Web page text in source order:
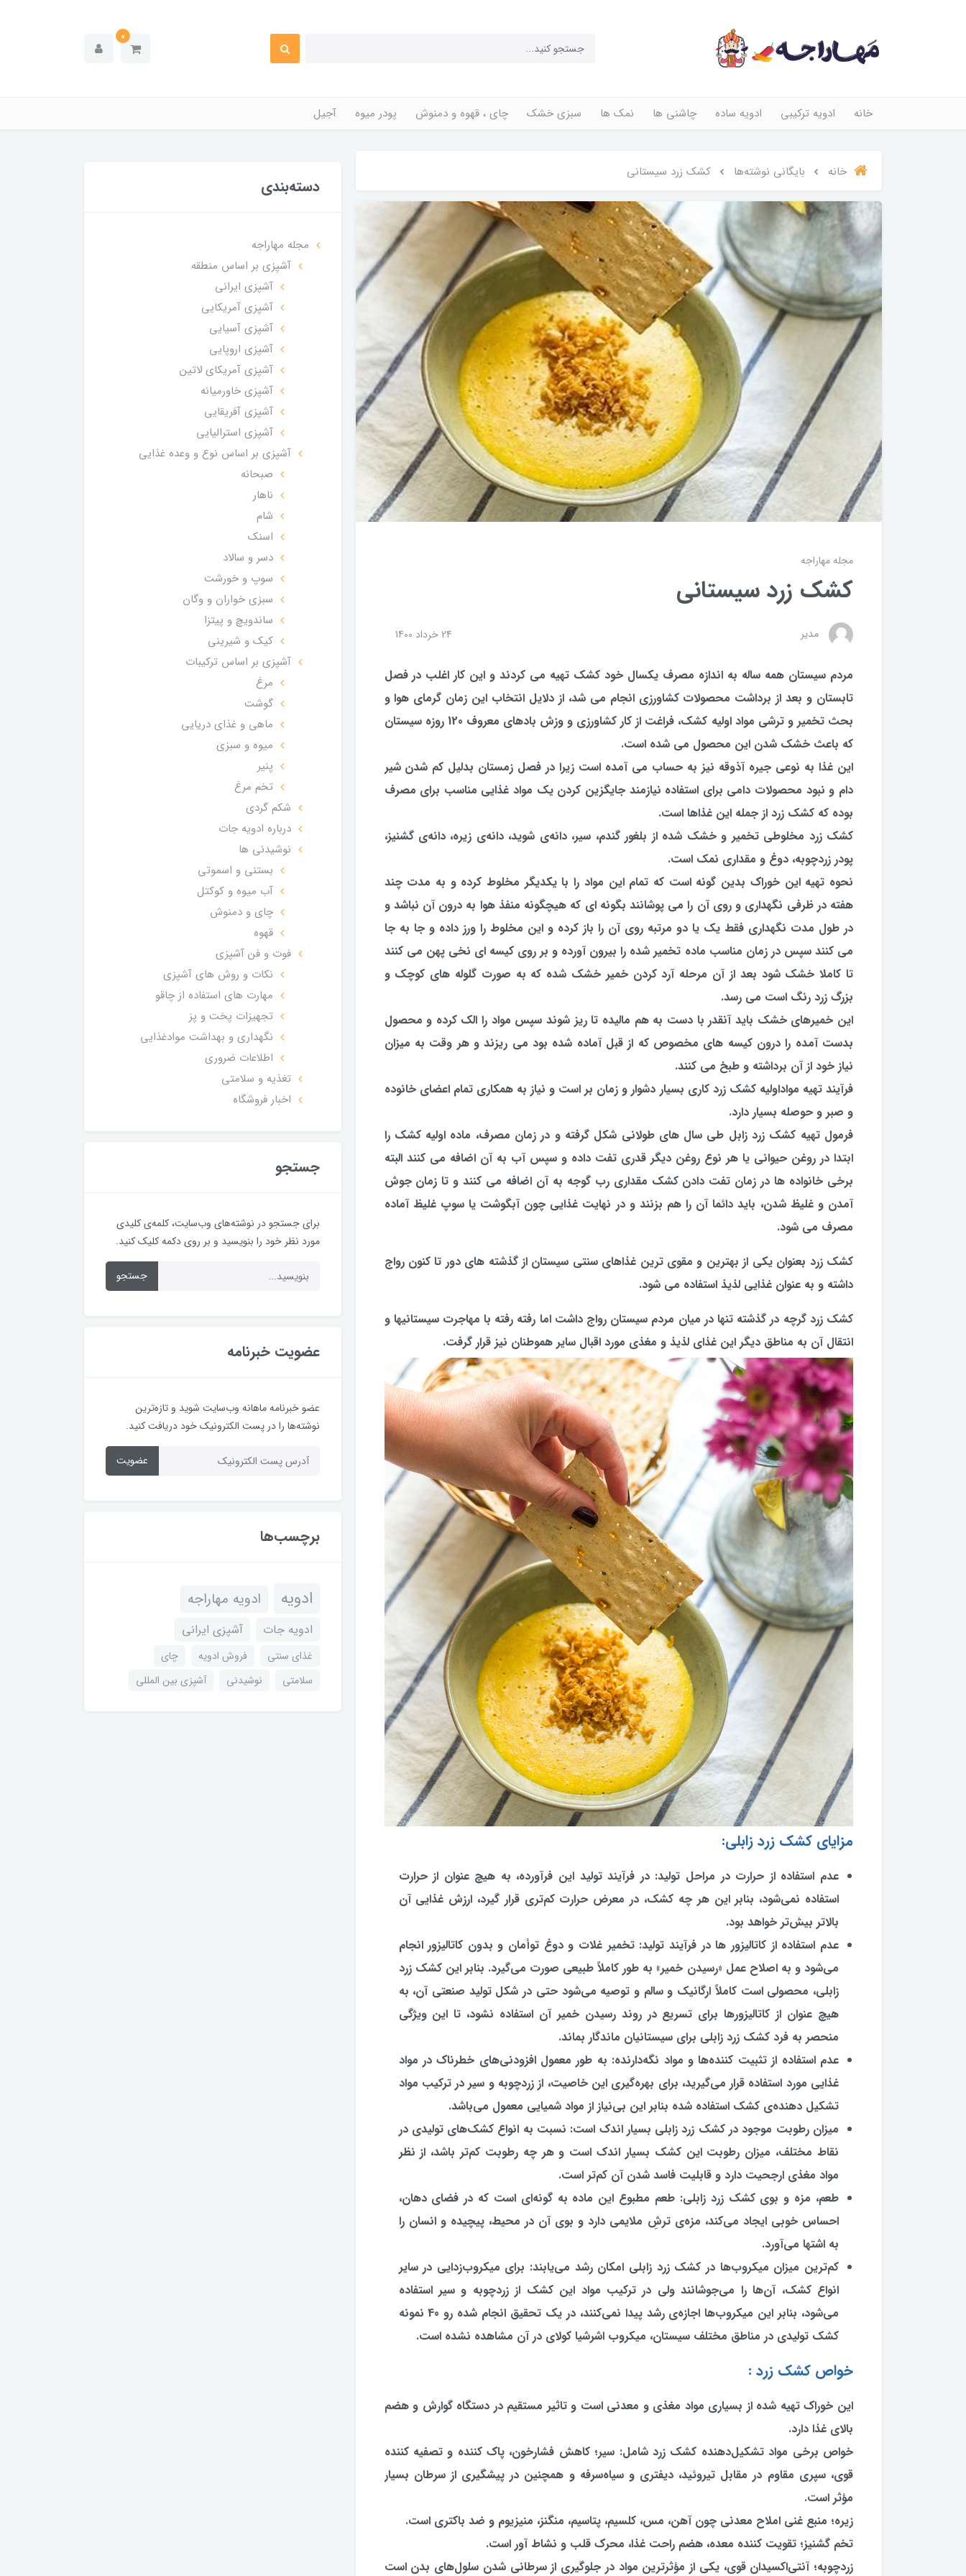
0
خانه ادویه ترکیبی ادویه ساده چاشنی ها نمک ها سبزی خشک چای ، قهوه و دمنوش پودر میوه آجیل
خانه بایگانی نوشته‌ها کشک زرد سیستانی
مجله مهاراجه
کشک زرد سیستانی
مدیر 24 خرداد 1400
مردم سیستان همه ساله به اندازه مصرف یكسال خود كشك تهیه می كردند و این كار اغلب در فصل
تابستان و بعد از برداشت محصولات كشاورزی انجام می شد، از دلایل انتخاب این زمان گرمای هوا و
بحث تخمیر و ترشی مواد اولیه كشك، فراغت از كار كشاورزی و وزش بادهای معروف 120 روزه سیستان
كه باعث خشك شدن این محصول می شده است.
این غذا به نوعی جیره آذوقه نیز به حساب می آمده است زیرا در فصل زمستان بدلیل كم شدن شیر
دام و نبود محصولات دامی برای استفاده نیازمند جایگزین كردن یك مواد غذایی مناسب برای مصرف
بوده كه كشك زرد از جمله این غذاها است.
كشك زرد مخلوطی تخمیر و خشك شده از بلغور گندم، سیر، دانه‌ی شوید، دانه‌ی زیره‌، دانه‌ی گشنیز،
پودر زردچوبه، دوغ و مقداری نمك است.
نحوه تهیه این خوراك بدین گونه است كه تمام این مواد را با یكدیگر مخلوط كرده و به مدت چند
هفته در ظرفی نگهداری و روی آن را می پوشانند بگونه ای كه هیچگونه منفذ هوا به درون آن نباشد و
در طول مدت نگهداری فقط یك یا دو مرتبه روی آن را باز كرده و این مخلوط را ورز داده و جا به جا
می كنند سپس در زمان مناسب ماده تخمیر شده را بیرون آورده و بر روی كیسه ای نخی پهن می كنند
تا كاملا خشك شود بعد از آن مرحله آرد كردن خمیر خشك شده كه به صورت گلوله های كوچك و
بزرگ زرد رنگ است می رسد.
این خمیرهای خشك باید آنقدر با دست به هم مالیده تا ریز شوند سپس مواد را الك كرده و محصول
بدست آمده را درون كیسه های مخصوص كه از قبل آماده شده بود می ریزند و هر وقت به میزان
نیاز خود از آن برداشته و طبخ می كنند.
فرآیند تهیه مواداولیه كشك زرد كاری بسیار دشوار و زمان بر است و نیاز به همكاری تمام اعضای خانوده
و صبر و حوصله بسیار دارد.
فرمول تهیه كشك زرد زابل طی سال های طولانی شكل گرفته و در زمان مصرف، ماده اولیه كشك را
ابتدا در روغن حیوانی یا هر نوع روغن دیگر قدری تفت داده و سپس آب به آن اضافه می كنند البته
برخی خانواده ها در زمان تفت دادن كشك مقداری رب گوجه به آن اضافه می كنند و تا زمان جوش
آمدن و غلیظ شدن، باید دائما آن را هم بزنند و در نهایت غذایی چون آبگوشت یا سوپ غلیظ آماده
مصرف می شود.
كشك زرد بعنوان یكی از بهترین و مقوی ترین غذاهای سنتی سیستان از گذشته های دور تا كنون رواج
داشته و به عنوان غذایی لذیذ استفاده می شود.
كشك زرد گرچه در گذشته تنها در میان مردم سیستان رواج داشت اما رفته رفته با مهاجرت سیستانیها و
انتقال آن به مناطق دیگر این غذای لذیذ و مغذی مورد اقبال سایر هموطنان نیز قرار گرفت.
مزایای کشک زرد زابلی:
عدم استفاده از حرارت در مراحل تولید: در فرآیند تولید این فرآورده، به هیچ عنوان از حرارت
استفاده نمی‌شود، بنابر این هر چه کشک، در معرض حرارت کم‌تری قرار گیرد، ارزش غذایی آن
بالاتر بیش‌تر خواهد بود.
عدم استفاده از کاتالیزور ها در فرآیند تولید: تخمیر غلات و دوغ توأمان و بدون کاتالیزور انجام
می‌شود و به اصلاح عمل «رسیدن خمیر» به طور کاملاً طبیعی صورت می‌گیرد. بنابر این کشک زرد
زابلی، محصولی است کاملاً ارگانیک و سالم و توصیه می‌شود حتی در شکل تولید صنعتی آن، به
هیچ عنوان از کاتالیزورها برای تسریع در روند رسیدن خمیر آن استفاده نشود، تا این ویژگی
منحصر به فرد کشک زرد زابلی برای سیستانیان ماندگار بماند.
عدم استفاده از تثبیت کننده‌ها و مواد نگه‌دارنده: به طور معمول افزودنی‌های خطرناک در مواد
غذایی مورد استفاده قرار می‌گیرید، برای بهره‌گیری این خاصیت، از زردچوبه و سیر در ترکیب مواد
تشکیل دهنده‌ی کشک استفاده شده بنابر این بی‌نیاز از مواد شمیایی معمول می‌باشد.
میزان رطوبت موجود در کشک زرد زابلی بسیار اندک است: نسبت به انواع کشک‌های تولیدی در
نقاط مختلف، میزان رطوبت این کشک بسیار اندک است و هر چه رطوبت کم‌تر باشد، از نظر
مواد مغذی ارجحیت دارد و قابلیت فاسد شدن آن کم‌تر است.
طعم، مزه و بوی کشک زرد زابلی: طعم مطبوع این ماده به گونه‌ای است که در فضای دهان،
احساس خوبی ایجاد می‌کند، مزه‌ی ‌ترشِ ملایمی دارد و بوی آن در محیط، پیچیده و انسان را
به اشتها می‌آورد.
کم‌ترین میزان میکروب‌ها در کشک زرد زابلی امکان رشد می‌یابند: برای میکروب‌زدایی در سایر
انواع کشک، آن‌ها را می‌جوشانند ولی در ترکیب مواد این کشک از زردچوبه و سیر استفاده
می‌شود، بنابر این میکروب‌ها اجازه‌ی رشد پیدا نمی‌کنند، در یک تحقیق انجام شده رو 40 نمونه
کشک تولیدی در مناطق مختلف سیستان، میکروب اشرشیا کولای در آن مشاهده نشده است.
خواص کشک زرد :
این خوراك تهیه شده از بسیاری مواد مغذی و معدنی است و تاثیر مستقیم در دستگاه گوارش و هضم
بالای غذا دارد.
خواص برخی مواد تشكیل‌دهنده كشك زرد شامل: سیر؛ كاهش فشارخون، پاك كننده و تصفیه كننده
قوی، سپری مقاوم در مقابل تیروئید، دیفتری و سیاه‌سرفه و همچنین در پیشگیری از سرطان بسیار
مؤثر است.
زیره؛ منبع غنی املاح معدنی چون آهن، مس، كلسیم، پتاسیم، منگنز، منیزیوم و ضد باكتری است.
تخم گشنیز؛ تقویت كننده معده، هضم راحت غذا، محرك قلب و نشاط‌ آور است.
زردچوبه؛ آنتی‌اكسیدان قوی، یكی از مؤثرترین مواد در جلوگیری از سرطانی شدن سلول‌های بدن است
دسته‌بندی
مجله مهاراجه
آشپزی بر اساس منطقه
آشپزی ایرانی
آشپزی آمریکایی
آشپزی آسیایی
آشپزی اروپایی
آشپزی آمریکای لاتین
آشپزی خاورمیانه
آشپزی آفریقایی
آشپزی استرالیایی
آشپزی بر اساس نوع و وعده غذایی
صبحانه
ناهار
شام
اسنک
دسر و سالاد
سوپ و خورشت
سبزی خواران و وگان
ساندویچ و پیتزا
کیک و شیرینی
آشپزی بر اساس ترکیبات
مرغ
گوشت
ماهی و غذای دریایی
میوه و سبزی
پنیر
تخم مرغ
شکم گردی
درباره ادویه جات
نوشیدنی ها
بستنی و اسموتی
آب میوه و کوکتل
چای و دمنوش
قهوه
فوت و فن آشپزی
نکات و روش های آشپزی
مهارت های استفاده از چاقو
تجهیزات پخت و پز
نگهداری و بهداشت موادغذایی
اطلاعات ضروری
تغذیه و سلامتی
اخبار فروشگاه
جستجو
برای جستجو در نوشته‌های وب‌سایت، کلمه‌ی کلیدی
مورد نظر خود را بنویسید و بر روی دکمه کلیک کنید.
جستجو
عضویت خبرنامه
عضو خبرنامه ماهانه وب‌سایت شوید و تازه‌ترین
نوشته‌ها را در پست الکترونیک خود دریافت کنید.
عضویت
برچسب‌ها
ادویه ادویه مهاراجه
ادویه جات آشپزی ایرانی
غذای سنتی فروش ادویه
چای
سلامتی
نوشیدنی آشپزی بین المللی